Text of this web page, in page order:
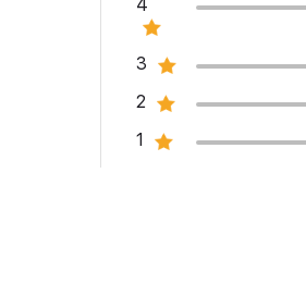
đang nuôi ý định trang bị một
mà sản phẩm sở hữu đều có thể bắt
4
3
2
1